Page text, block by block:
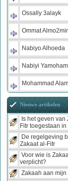
Ossally 3alayk
Ommat
Nabiyo Alhoeda
Nabiyi
Mohammad
Nieuwe artikelen
Is het geven van
Fitr toegestaan
De regelgeving
Zakaat al-Fitr
Voor wie is
verplicht?
Zakaah aan mijn